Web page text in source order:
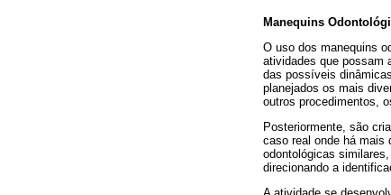
Manequins
O uso dos manequins
atividades que possam
das possíveis
planejados os mais
outros procedimentos,
Posteriormente, são
caso real onde há mais
odontológicas
direcionando a